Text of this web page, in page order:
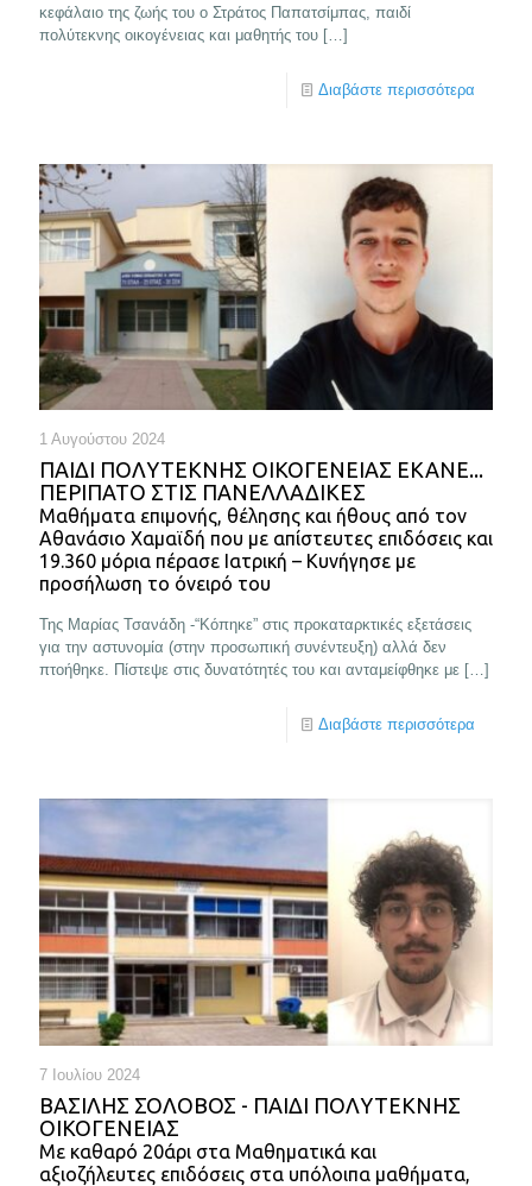
κεφάλαιο της ζωής του ο Στράτος Παπατσίμπας, παιδί
πολύτεκνης οικογένειας και μαθητής του […]
Διαβάστε περισσότερα
1 Αυγούστου 2024
ΠΑΙΔΙ ΠΟΛΥΤΕΚΝΗΣ ΟΙΚΟΓΕΝΕΙΑΣ ΕΚΑΝΕ...
ΠΕΡΙΠΑΤΟ ΣΤΙΣ ΠΑΝΕΛΛΑΔΙΚΕΣ
Μαθήματα επιμονής, θέλησης και ήθους από τον
Αθανάσιο Χαμαϊδή που με απίστευτες επιδόσεις και
19.360 μόρια πέρασε Ιατρική – Κυνήγησε με
προσήλωση το όνειρό του
Της Μαρίας Τσανάδη -“Κόπηκε” στις προκαταρκτικές εξετάσεις
για την αστυνομία (στην προσωπική συνέντευξη) αλλά δεν
πτοήθηκε. Πίστεψε στις δυνατότητές του και ανταμείφθηκε με […]
Διαβάστε περισσότερα
7 Ιουλίου 2024
ΒΑΣΙΛΗΣ ΣΟΛΟΒΟΣ - ΠΑΙΔΙ ΠΟΛΥΤΕΚΝΗΣ
ΟΙΚΟΓΕΝΕΙΑΣ
Με καθαρό 20άρι στα Μαθηματικά και
αξιοζήλευτες επιδόσεις στα υπόλοιπα μαθήματα,